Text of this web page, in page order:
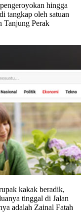
hingga
tangkap oleh satuan
Tanjung Perak
kakak beradik,
tinggal di Jalan
adalah Zainal Fatah